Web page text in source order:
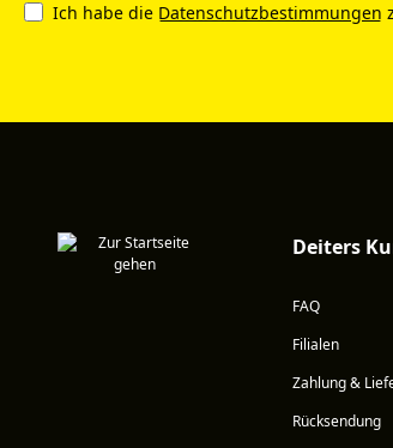
Ich habe die Datenschutzbestimmungen
Deiters
FAQ
Filialen
Zahlung &
Rücksendung